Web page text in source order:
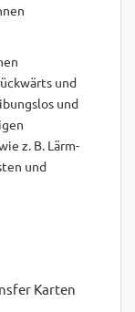
und
und
z. B. Lärm-
und
Karten